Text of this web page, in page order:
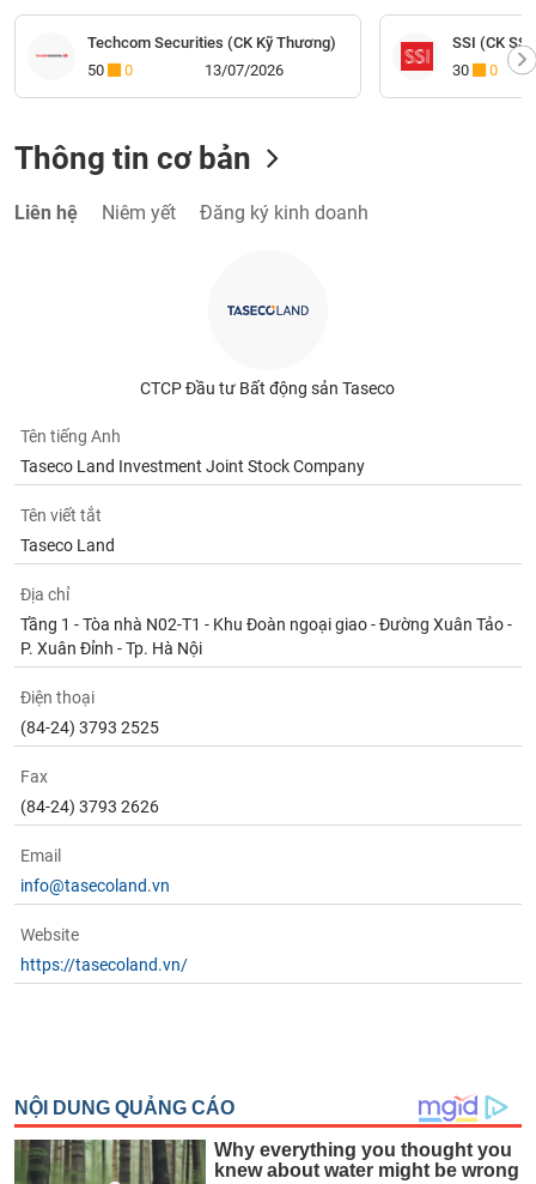
Techcom Securities (CK Kỹ Thương)
50
0 13/07/2026
SSI (CK
30
0
Thông tin cơ bản
Liên hệ Niêm yết Đăng ký kinh doanh
CTCP Đầu tư Bất động sản Taseco
Tên tiếng Anh
Taseco Land Investment Joint Stock Company
Tên viết tắt
Taseco Land
Địa chỉ
Tầng 1 - Tòa nhà N02-T1 - Khu Đoàn ngoại giao - Đường Xuân Tảo -
P. Xuân Đỉnh - Tp. Hà Nội
Điện thoại
(84-24) 3793 2525
Fax
(84-24) 3793 2626
Email
info@tasecoland.vn
Website
https://tasecoland.vn/